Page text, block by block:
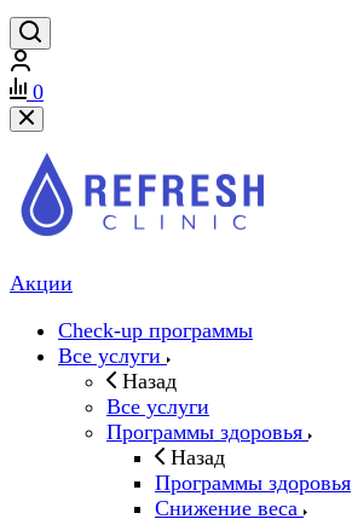
0
Акции
Check-up программы
Все услуги
Назад
Все услуги
Программы здоровья
Назад
Программы здоровья
Снижение веса